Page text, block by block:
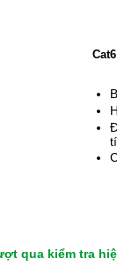
qua kiểm tra